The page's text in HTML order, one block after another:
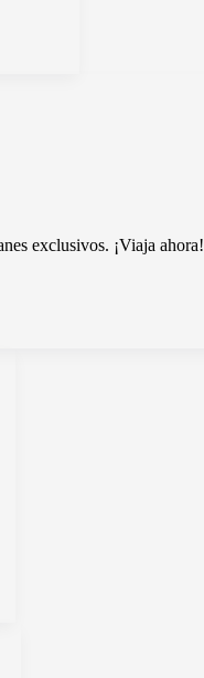
exclusivos. ¡Viaja ahora!